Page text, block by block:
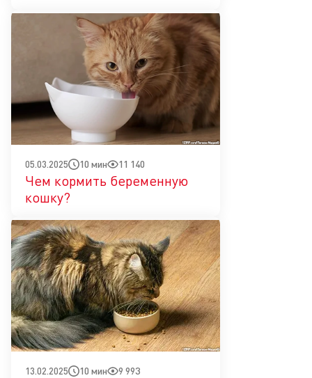
05.03.2025 10 мин 11 140
Чем кормить беременную
кошку?
13.02.2025 10 мин 9 993